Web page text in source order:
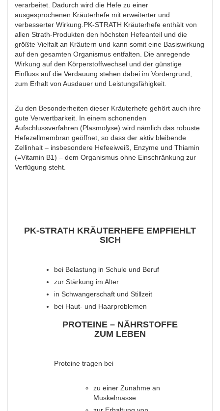
verarbeitet. Dadurch wird die Hefe zu einer
ausgesprochenen Kräuterhefe mit erweiterter und
verbesserter Wirkung.PK-STRATH Kräuterhefe enthält von
allen Strath-Produkten den höchsten Hefeanteil und die
größte Vielfalt an Kräutern und kann somit eine Basiswirkung
auf den gesamten Organismus entfalten. Die anregende
Wirkung auf den Körperstoffwechsel und der günstige
Einfluss auf die Verdauung stehen dabei im Vordergrund,
zum Erhalt von Ausdauer und Leistungsfähigkeit.
Zu den Besonderheiten dieser Kräuterhefe gehört auch ihre
gute Verwertbarkeit. In einem schonenden
Aufschlussverfahren (Plasmolyse) wird nämlich das robuste
Hefezellmembran geöffnet, so dass der aktiv bleibende
Zellinhalt – insbesondere Hefeeiweiß, Enzyme und Thiamin
(=Vitamin B1) – dem Organismus ohne Einschränkung zur
Verfügung steht.
PK-STRATH KRÄUTERHEFE EMPFIEHLT
SICH
bei Belastung in Schule und Beruf
zur Stärkung im Alter
in Schwangerschaft und Stillzeit
bei Haut- und Haarproblemen
PROTEINE – NÄHRSTOFFE
ZUM LEBEN
Proteine tragen bei
zu einer Zunahme an
Muskelmasse